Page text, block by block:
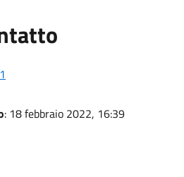
: 18 febbraio 2022, 16:39